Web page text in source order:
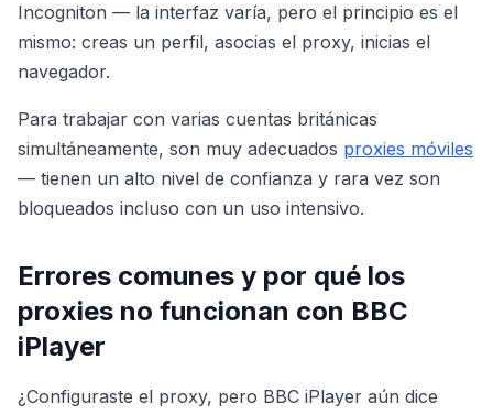
Incogniton — la interfaz varía, pero el principio es el
mismo: creas un perfil, asocias el proxy, inicias el
navegador.
Para trabajar con varias cuentas británicas
simultáneamente, son muy adecuados proxies móviles
— tienen un alto nivel de confianza y rara vez son
bloqueados incluso con un uso intensivo.
Errores comunes y por qué los
proxies no funcionan con BBC
iPlayer
¿Configuraste el proxy, pero BBC iPlayer aún dice